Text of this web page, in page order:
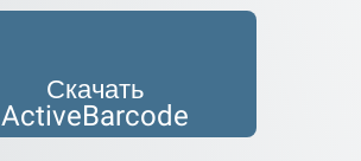
Скачать
ActiveBarcode